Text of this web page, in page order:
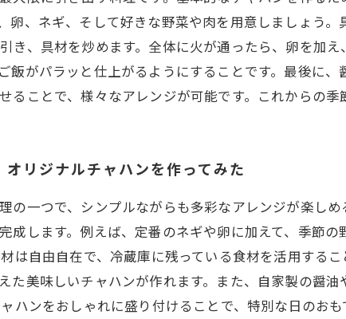
卵、ネギ、そして好きな野菜や肉を用意しましょう
き、具材を炒めます。全体に火が通ったら、卵を加
飯がパラッと仕上がるようにすることです。最後に
ることで、様々なアレンジが可能です。これからの
リジナルチャハンを作ってみた
の一つで、シンプルながらも多彩なアレンジが楽し
成します。例えば、定番のネギや卵に加えて、季節
は自由自在で、冷蔵庫に残っている食材を活用する
た美味しいチャハンが作れます。また、自家製の醤
ハンをおしゃれに盛り付けることで、特別な日のお